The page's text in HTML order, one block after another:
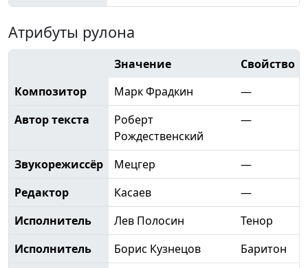
Атрибуты рулона
Значение
Свойство
Композитор
Марк Фрадкин
—
Автор текста
Роберт
Рождественский
—
Звукорежиссёр Мецгер
—
Редактор
Касаев
—
Исполнитель
Лев Полосин
Тенор
Исполнитель
Борис Кузнецов
Баритон